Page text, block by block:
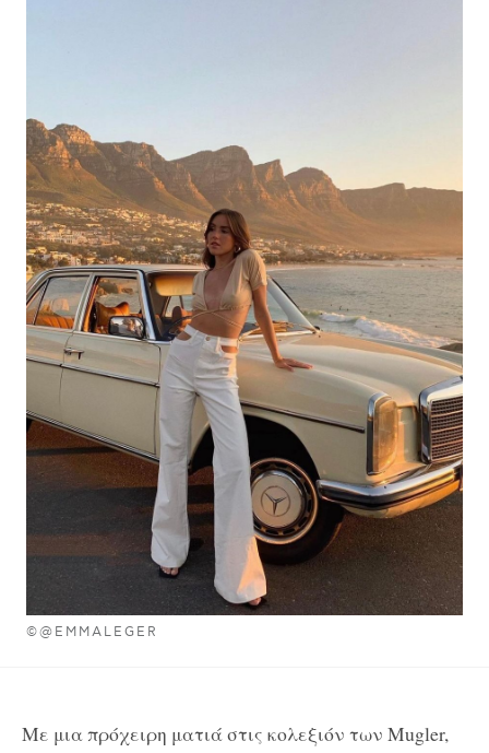
©@EMMALEGER
Με μια πρόχειρη ματιά στις κολεξιόν των Mugler,